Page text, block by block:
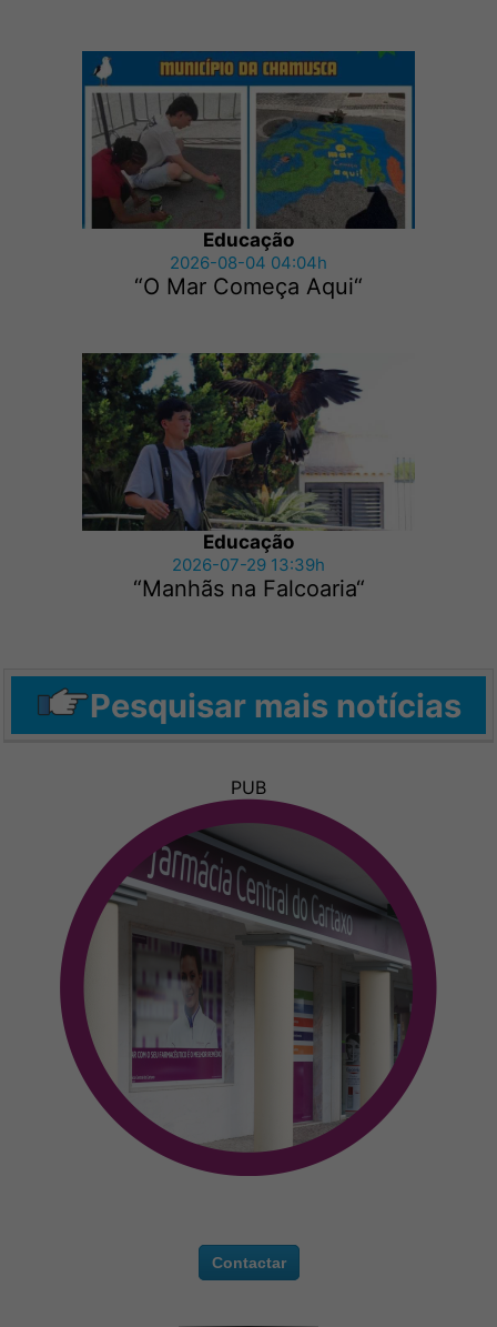
Educação
2026-08-04 04:04h
“O Mar Começa Aqui“
Educação
2026-07-29 13:39h
“Manhãs na Falcoaria“
Pesquisar mais notícias
PUB
Contactar